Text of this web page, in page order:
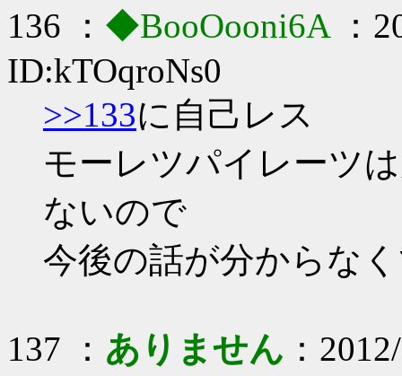
136 ： ◆BooOooni6A
：
ID:kTOqroNs0
>>133に自己レス
モーレツパイレーツ
ないので
今後の話が分からな
137 ： ありません ：